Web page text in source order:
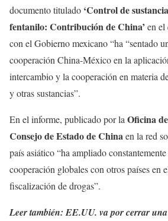
documento titulado ‘Control de
fentanilo: Contribución de China’ en el
con el Gobierno mexicano “ha “sentado
cooperación China-México en la
intercambio y la cooperación en materia
y otras sustancias”.
En el informe, publicado por la Oficina
Consejo de Estado de Chinaen la red
país asiático “ha ampliado
cooperación globales con otros países en
fiscalización de drogas”.
Leer también: EE.UU. va por cerrar